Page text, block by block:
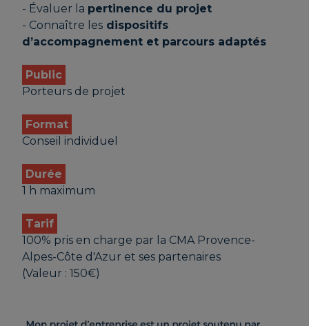
- Évaluer la pertinence du projet
- Connaître les dispositifs
d’accompagnement et parcours adaptés
Public
Porteurs de projet
Format
Conseil individuel
Durée
1 h maximum
Tarif
100% pris en charge par la CMA Provence-
Alpes-Côte d'Azur et ses partenaires
(Valeur : 150€)